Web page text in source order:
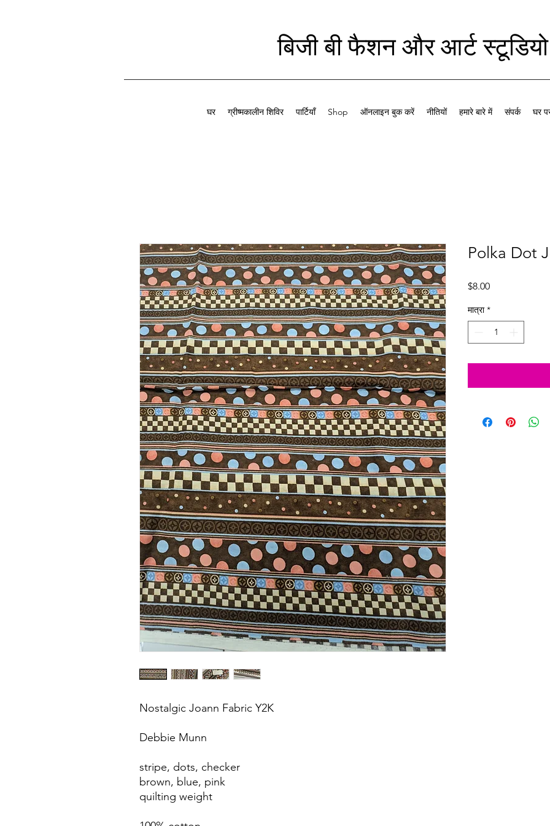
बिजी बी फैशन और आर्ट स्टूडियो
घर ग्रीष्मकालीन शिविर पार्टियाँ Shop ऑनलाइन बुक करें नीतियों हमारे बारे में संपर्क घर
Nostalgic Joann Fabric Y2K
Debbie Munn
stripe, dots, checker
brown, blue, pink
quilting weight
Polka Dot
$8.00मूल्य
मात्रा *